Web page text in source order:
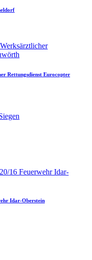
Rettungsdienst Eurocopter
Idar-Oberstein